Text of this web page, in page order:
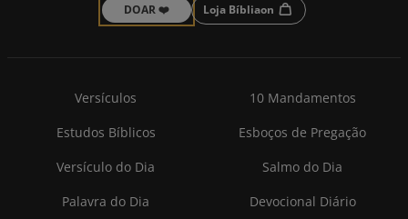
DOAR ❤️ Loja Bíbliaon
Versículos
10 Mandamentos
Estudos Bíblicos
Esboços de Pregação
Versículo do Dia
Salmo do Dia
Palavra do Dia
Devocional Diário